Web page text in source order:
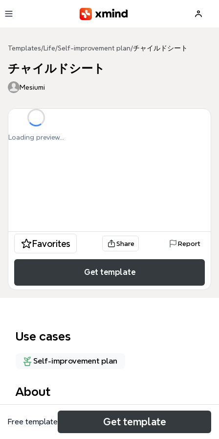
Templates/ Life/Self-improvement plan/チャイルドシート
チャイルドシート
Mesiumi
Loading preview...
Favorites Share Report
Get template
Use cases
Self-improvement plan
About
チャイルドシートの選び方を網羅したXmindテンプレ
ートです。性能、デザイン、値段、法律、メーカー、
Free template Get template